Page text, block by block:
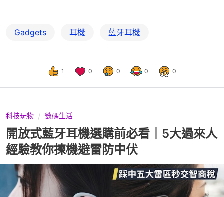
Gadgets 耳機 藍牙耳機
1 0 0 0 0
科技玩物 數碼生活
開放式藍牙耳機選購前必看｜5大過來人
經驗教你揀機避雷防中伏